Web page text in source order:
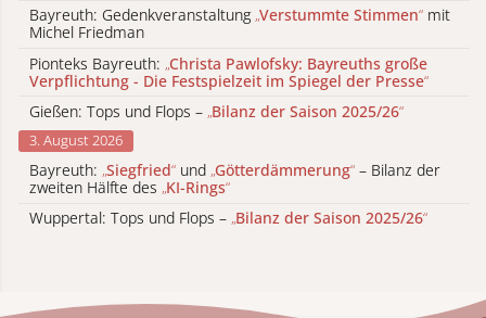
Bayreuth: Gedenkveranstaltung „Verstummte Stimmen“ mit
Michel Friedman
Pionteks Bayreuth: „Christa Pawlofsky: Bayreuths große
Verpflichtung - Die Festspielzeit im Spiegel der Presse“
Gießen: Tops und Flops – „Bilanz der Saison 2025/26“
3. August 2026
Bayreuth: „Siegfried“ und „Götterdämmerung“ – Bilanz der
zweiten Hälfte des „KI-Rings“
Wuppertal: Tops und Flops – „Bilanz der Saison 2025/26“